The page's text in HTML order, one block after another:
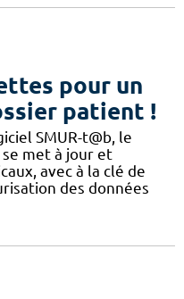
pour un
patient !
SMUR-t@b, le
se met à jour et
avec à la clé de
des données